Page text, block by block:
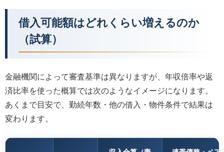
借入可能額はどれくらい増えるのか
（試算）
金融機関によって審査基準は異なりますが、年収倍率や返
済比率を使った概算では次のようなイメージになります。
あくまで目安で、勤続年数・他の借入・物件条件で結果は
変わります。